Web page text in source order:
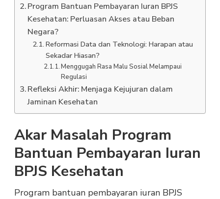
Program Bantuan Pembayaran Iuran BPJS
Kesehatan: Perluasan Akses atau Beban
Negara?
Reformasi Data dan Teknologi: Harapan atau
Sekadar Hiasan?
Menggugah Rasa Malu Sosial Melampaui
Regulasi
Refleksi Akhir: Menjaga Kejujuran dalam
Jaminan Kesehatan
Akar Masalah Program
Bantuan Pembayaran Iuran
BPJS Kesehatan
Program bantuan pembayaran iuran BPJS